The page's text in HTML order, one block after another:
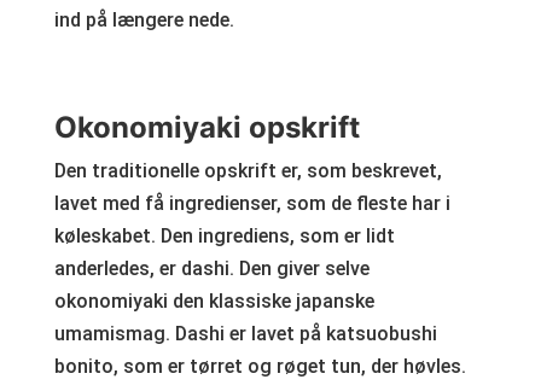
ind på længere nede.
Okonomiyaki opskrift
Den traditionelle opskrift er, som beskrevet,
lavet med få ingredienser, som de fleste har i
køleskabet. Den ingrediens, som er lidt
anderledes, er dashi. Den giver selve
okonomiyaki den klassiske japanske
umamismag. Dashi er lavet på katsuobushi
bonito, som er tørret og røget tun, der høvles.